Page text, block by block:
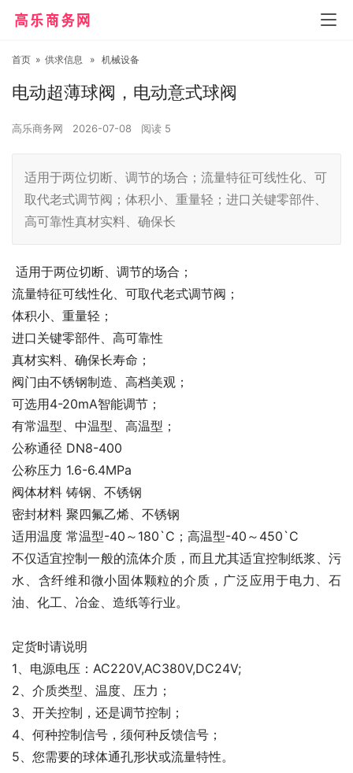
首页 » 供求信息 » 机械设备
电动超薄球阀，电动意式球阀
高乐商务网 2026-07-08 阅读 5
适用于两位切断、调节的场合；流量特征可线性化、可
取代老式调节阀；体积小、重量轻；进口关键零部件、
高可靠性真材实料、确保长
适用于两位切断、调节的场合；
流量特征可线性化、可取代老式调节阀；
体积小、重量轻；
进口关键零部件、高可靠性
真材实料、确保长寿命；
阀门由不锈钢制造、高档美观；
可选用4-20mA智能调节；
有常温型、中温型、高温型；
公称通径 DN8-400
公称压力 1.6-6.4MPa
阀体材料 铸钢、不锈钢
密封材料 聚四氟乙烯、不锈钢
适用温度 常温型-40～180`C；高温型-40～450`C
不仅适宜控制一般的流体介质，而且尤其适宜控制纸浆、污
水、含纤维和微小固体颗粒的介质，广泛应用于电力、石
油、化工、冶金、造纸等行业。
定货时请说明
1、电源电压：AC220V,AC380V,DC24V;
2、介质类型、温度、压力；
3、开关控制，还是调节控制；
4、何种控制信号，须何种反馈信号；
5、您需要的球体通孔形状或流量特性。